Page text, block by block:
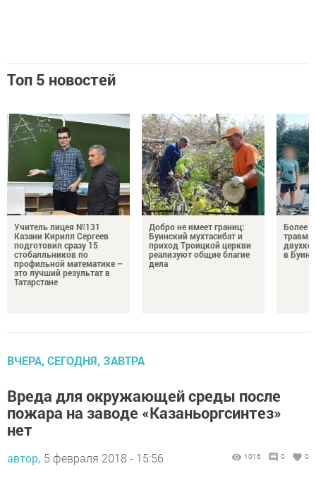
Топ 5 новостей
Учитель лицея №131
Казани Кирилл Сергеев
подготовил сразу 15
стобалльников по
профильной математике –
это лучший результат в
Татарстане
Добро не имеет границ:
Буинский мухтасибат и
приход Троицкой церкви
реализуют общие благие
дела
Более
травмы
в
ВЧЕРА, СЕГОДНЯ, ЗАВТРА
Вреда для окружающей среды после
пожара на заводе «Казаньоргсинтез»
нет
автор, 5 февраля 2018 - 15:56 1016 0 0